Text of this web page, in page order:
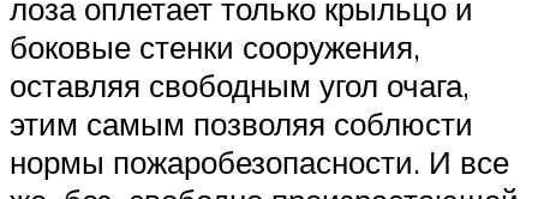
лоза оплетает только крыльцо и
боковые стенки сооружения,
оставляя свободным угол очага,
этим самым позволяя соблюсти
нормы пожаробезопасности. И все